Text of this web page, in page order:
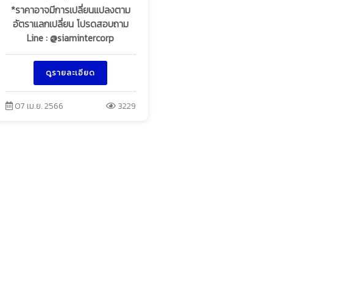
*ราคาอาจมีการเปลี่ยนแปลงตาม
อัตราแลกเปลี่ยน โปรดสอบถาม
Line : @siamintercorp
ดูรายละเอียด
07 เม.ย. 2566 3229